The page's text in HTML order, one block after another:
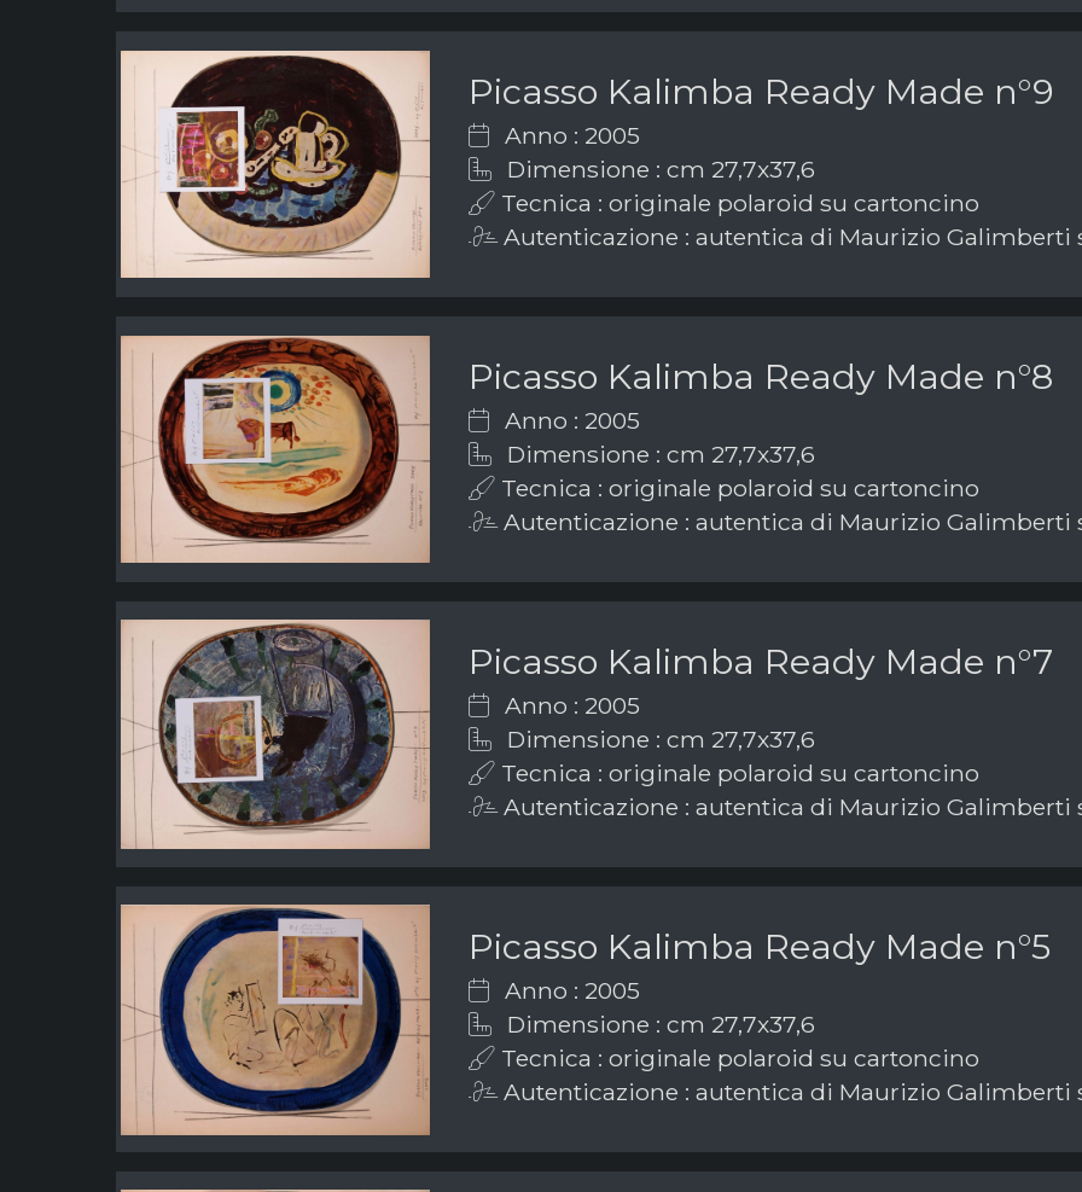
Picasso Kalimba Ready Made n°9
Anno : 2005
Dimensione : cm 27,7x37,6
Tecnica : originale polaroid su cartoncino
Autenticazione : autentica di Maurizio Galimberti
Picasso Kalimba Ready Made n°8
Anno : 2005
Dimensione : cm 27,7x37,6
Tecnica : originale polaroid su cartoncino
Autenticazione : autentica di Maurizio Galimberti
Picasso Kalimba Ready Made n°7
Anno : 2005
Dimensione : cm 27,7x37,6
Tecnica : originale polaroid su cartoncino
Autenticazione : autentica di Maurizio Galimberti
Picasso Kalimba Ready Made n°5
Anno : 2005
Dimensione : cm 27,7x37,6
Tecnica : originale polaroid su cartoncino
Autenticazione : autentica di Maurizio Galimberti